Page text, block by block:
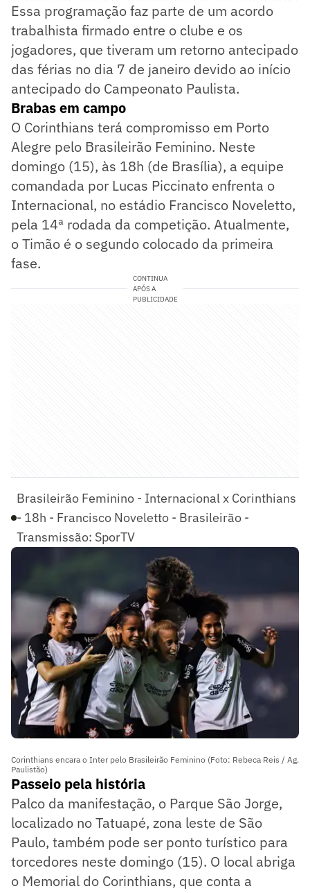
Essa programação faz parte de um acordo
trabalhista firmado entre o clube e os
jogadores, que tiveram um retorno antecipado
das férias no dia 7 de janeiro devido ao início
antecipado do Campeonato Paulista.
Brabas em campo
O Corinthians terá compromisso em Porto
Alegre pelo Brasileirão Feminino. Neste
domingo (15), às 18h (de Brasília), a equipe
comandada por Lucas Piccinato enfrenta o
Internacional, no estádio Francisco Noveletto,
pela 14ª rodada da competição. Atualmente,
o Timão é o segundo colocado da primeira
fase.
CONTINUA
APÓS A
PUBLICIDADE
Brasileirão Feminino - Internacional x Corinthians
- 18h - Francisco Noveletto - Brasileirão -
Transmissão: SporTV
Corinthians encara o Inter pelo Brasileirão Feminino (Foto: Rebeca Reis / Ag.
Paulistão)
Passeio pela história
Palco da manifestação, o Parque São Jorge,
localizado no Tatuapé, zona leste de São
Paulo, também pode ser ponto turístico para
torcedores neste domingo (15). O local abriga
o Memorial do Corinthians, que conta a